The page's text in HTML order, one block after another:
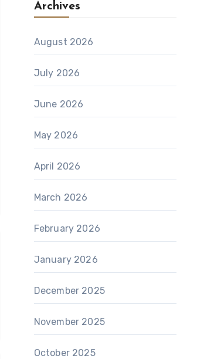
Archives
August 2026
July 2026
June 2026
May 2026
April 2026
March 2026
February 2026
January 2026
December 2025
November 2025
October 2025